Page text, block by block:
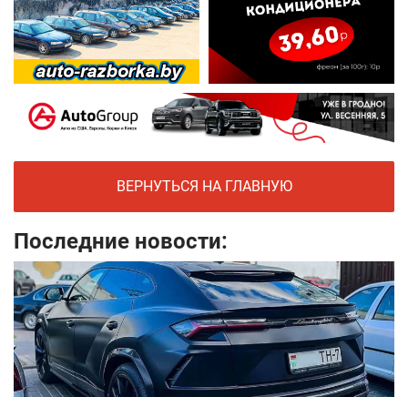
ВЕРНУТЬСЯ НА ГЛАВНУЮ
Последние новости: